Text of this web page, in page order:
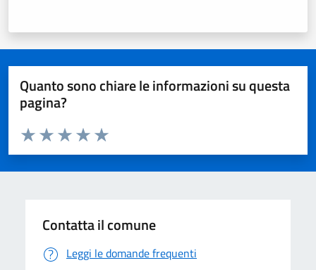
Quanto sono chiare le informazioni su questa
pagina?
Domanda
Valuta da 1 a 5 stelle la pagina
Valuta 5 stelle su 5
Valuta 4 stelle su 5
Valuta 3 stelle su 5
Valuta 2 stelle su 5
Valuta 1 stelle su 5
Contatta il comune
Leggi le domande frequenti